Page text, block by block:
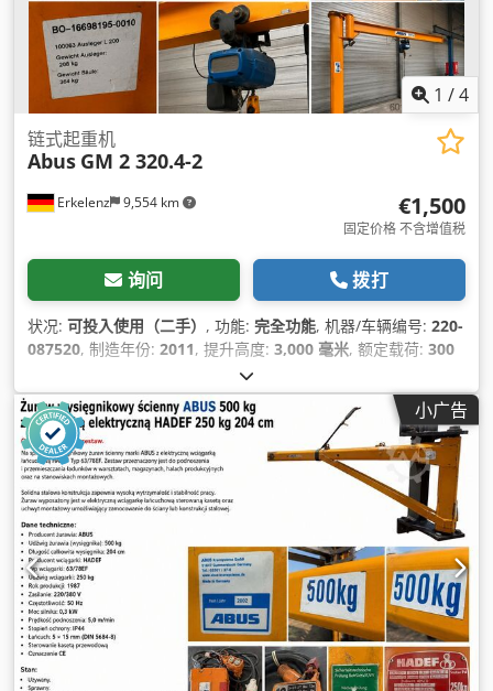
1 /4
Erkelenz 9,554 km
链式起重机
Abus GM 2 320.4-2
€1,500
固定价格 不含增值税
询问 拨打
状况: 可投入使用（二手） , 功能: 完全功能, 机器/车辆编号: 220-
087520, 制造年份: 2011, 提升高度: 3,000 毫米, 额定载荷: 300
, 输入电压:
兹,
小广告